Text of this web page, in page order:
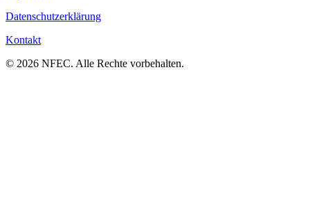
Datenschutzerklärung
Kontakt
© 2026 NFEC. Alle Rechte vorbehalten.